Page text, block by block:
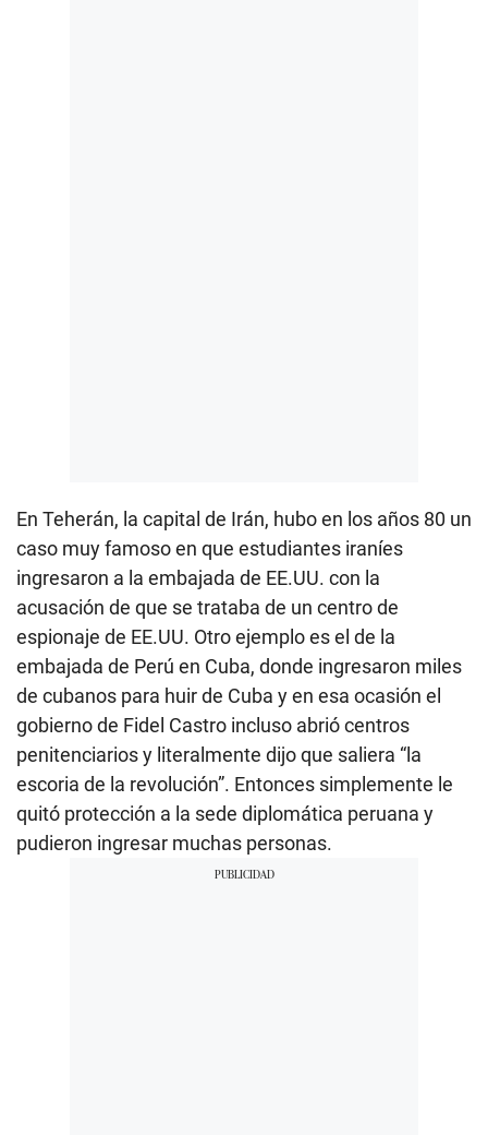
En Teherán, la capital de Irán, hubo en los años 80 un
caso muy famoso en que estudiantes iraníes
ingresaron a la embajada de EE.UU. con la
acusación de que se trataba de un centro de
espionaje de EE.UU. Otro ejemplo es el de la
embajada de Perú en Cuba, donde ingresaron miles
de cubanos para huir de Cuba y en esa ocasión el
gobierno de Fidel Castro incluso abrió centros
penitenciarios y literalmente dijo que saliera “la
escoria de la revolución”. Entonces simplemente le
quitó protección a la sede diplomática peruana y
pudieron ingresar muchas personas.